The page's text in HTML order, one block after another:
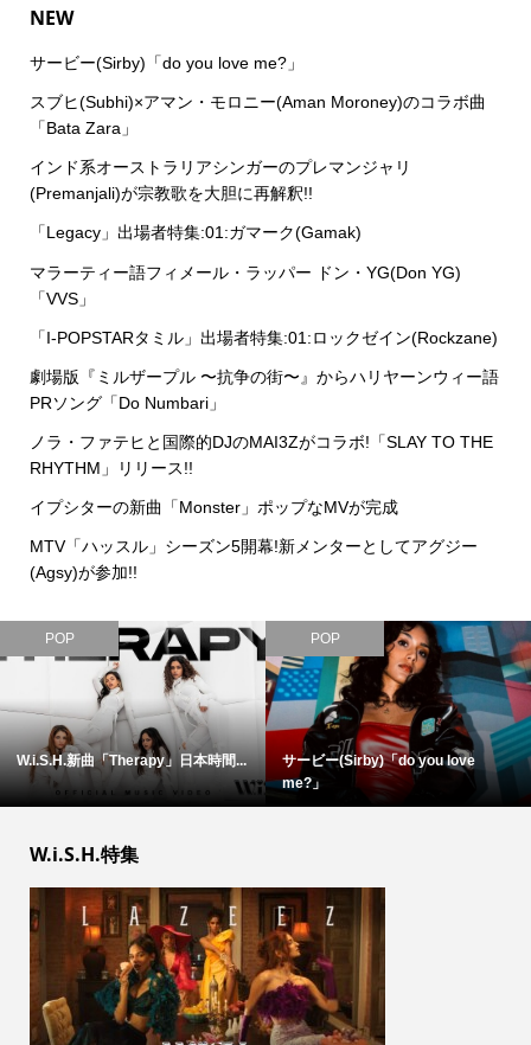
NEW
サービー(Sirby)「do you love me?」
スブヒ(Subhi)×アマン・モロニー(Aman Moroney)のコラボ曲
「Bata Zara」
インド系オーストラリアシンガーのプレマンジャリ
(Premanjali)が宗教歌を大胆に再解釈!!
「Legacy」出場者特集:01:ガマーク(Gamak)
マラーティー語フィメール・ラッパー ドン・YG(Don YG)
「VVS」
「I-POPSTARタミル」出場者特集:01:ロックゼイン(Rockzane)
劇場版『ミルザープル 〜抗争の街〜』からハリヤーンウィー語
PRソング「Do Numbari」
ノラ・ファテヒと国際的DJのMAI3Zがコラボ!「SLAY TO THE
RHYTHM」リリース!!
イプシターの新曲「Monster」ポップなMVが完成
MTV「ハッスル」シーズン5開幕!新メンターとしてアグジー
(Agsy)が参加!!
POP
W.i.S.H.新曲「Therapy」日本時間...
POP
サービー(Sirby)「do you love
me?」
W.i.S.H.特集